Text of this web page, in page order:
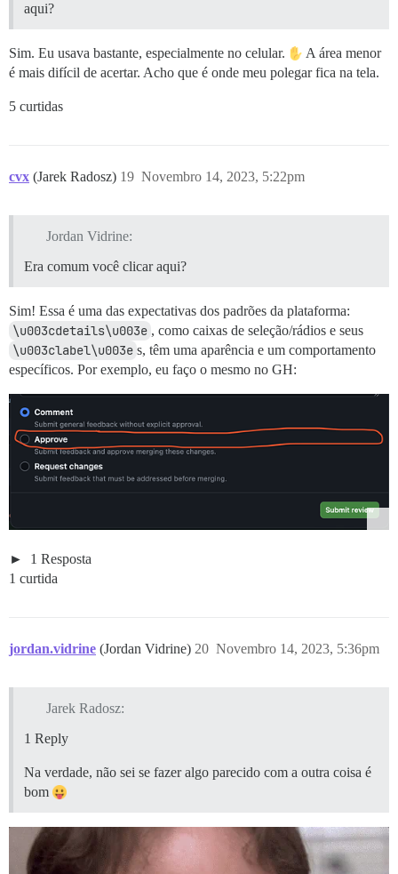
aqui?
Sim. Eu usava bastante, especialmente no celular.
A área menor
é mais difícil de acertar. Acho que é onde meu polegar fica na tela.
5 curtidas
cvx (Jarek Radosz) Novembro 14, 2023, 5:22pm
19
Jordan Vidrine:
Era comum você clicar aqui?
Sim! Essa é uma das expectativas dos padrões da plataforma:
\u003cdetails\u003e , como caixas de seleção/rádios e seus
\u003clabel\u003e s, têm uma aparência e um comportamento
específicos. Por exemplo, eu faço o mesmo no GH:
1 Resposta
1 curtida
jordan.vidrine (Jordan Vidrine) Novembro 14, 2023, 5:36pm
20
Jarek Radosz:
1 Reply
Na verdade, não sei se fazer algo parecido com a outra coisa é
bom